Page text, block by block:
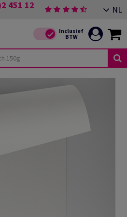
451 12 NL